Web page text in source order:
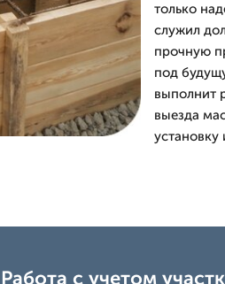
только
служил
прочную
под
выполнит
выезда
установку
Работа с учетом